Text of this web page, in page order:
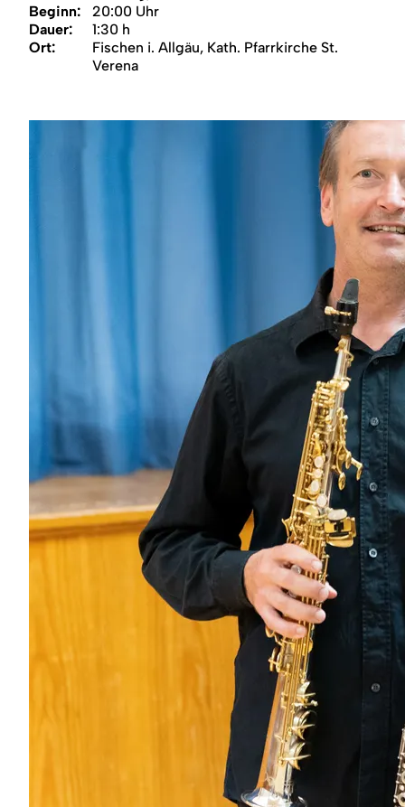
Region
Service
Beginn:
20:00 Uhr
Dauer:
1:30 h
Ort:
Fischen i. Allgäu, Kath. Pfarrkirche St.
Verena